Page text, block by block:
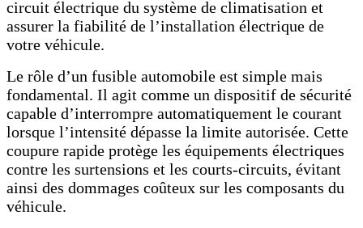
circuit électrique du système de climatisation et
assurer la fiabilité de l’installation électrique de
votre véhicule.
Le rôle d’un fusible automobile est simple mais
fondamental. Il agit comme un dispositif de sécurité
capable d’interrompre automatiquement le courant
lorsque l’intensité dépasse la limite autorisée. Cette
coupure rapide protège les équipements électriques
contre les surtensions et les courts-circuits, évitant
ainsi des dommages coûteux sur les composants du
véhicule.